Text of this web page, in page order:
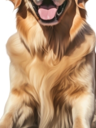
KÖPEK MAMALARI
İncele